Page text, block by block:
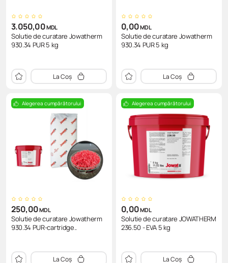
3.050,00MDL
Solutie de curatare Jowatherm
930.34 PUR 5 kg
La Coș
0,00MDL
Solutie de curatare Jowatherm
930.34 PUR 5 kg
La Coș
Alegerea cumpărătorului
250,00MDL
Solutie de curatare Jowatherm
930.34 PUR-cartridge..
La Coș
Alegerea cumpărătorului
0,00MDL
Solutie de curatare JOWATHERM
236.50 - EVA 5 kg
La Coș